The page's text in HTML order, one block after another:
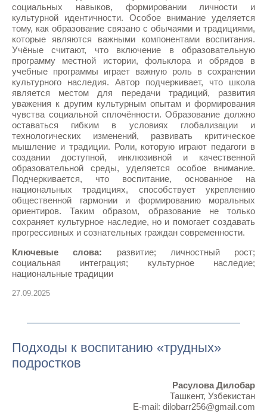
социальных навыков, формировании личности и
культурной идентичности. Особое внимание уделяется
тому, как образование связано с обычаями и традициями,
которые являются важными компонентами воспитания.
Учёные считают, что включение в образовательную
программу местной истории, фольклора и обрядов в
учебные программы играет важную роль в сохранении
культурного наследия. Автор подчеркивает, что школа
является местом для передачи традиций, развития
уважения к другим культурным опытам и формирования
чувства социальной сплочённости. Образование должно
оставаться гибким в условиях глобализации и
технологических изменений, развивать критическое
мышление и традиции. Роли, которую играют педагоги в
создании доступной, инклюзивной и качественной
образовательной среды, уделяется особое внимание.
Подчеркивается, что воспитание, основанное на
национальных традициях, способствует укреплению
общественной гармонии и формированию моральных
ориентиров. Таким образом, образование не только
сохраняет культурное наследие, но и помогает создавать
прогрессивных и сознательных граждан современности.
Ключевые слова: развитие; личностный рост;
социальная интеграция; культурное наследие;
национальные традиции
27.09.2025
Подходы к воспитанию «трудных»
подростков
Расулова Дилобар
Ташкент, Узбекистан
E-mail: dilobarr256@gmail.com